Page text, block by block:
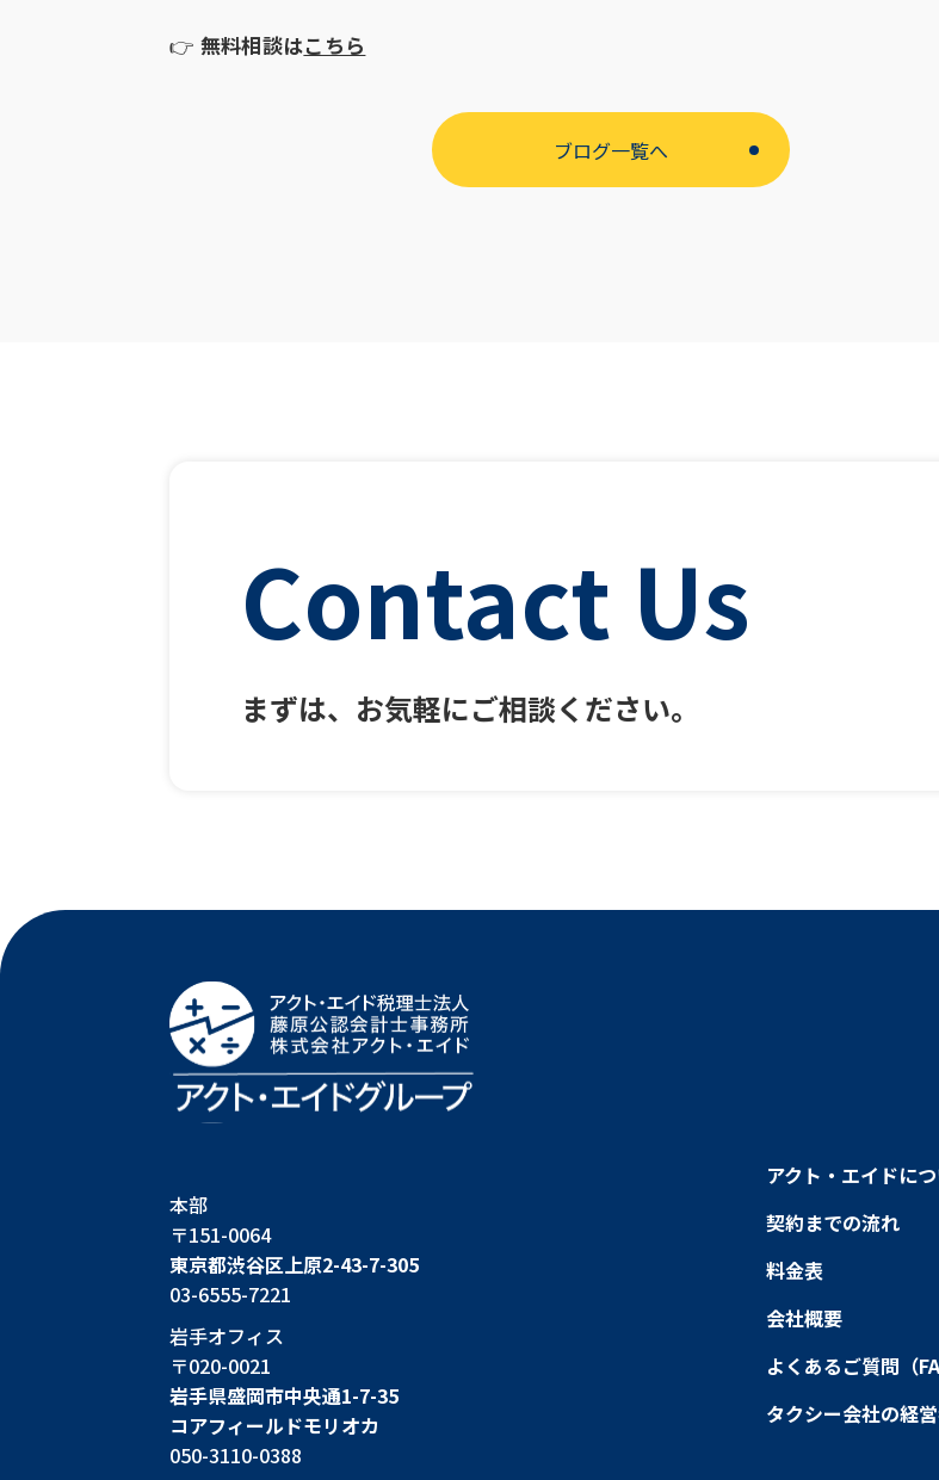
👉 無料相談はこちら
ブログ一覧へ
Contact Us
まずは、お気軽にご相談ください。
本部
〒151-0064
東京都渋谷区上原2-43-7-305
03-6555-7221
岩手オフィス
〒020-0021
岩手県盛岡市中央通1-7-35
コアフィールドモリオカ
050-3110-0388
アクト・エイドに
契約までの流れ
料金表
会社概要
よくあるご質問（
タクシー会社の経